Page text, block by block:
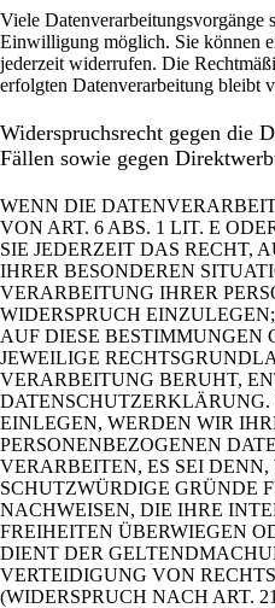
Viele Datenverarbeitungsvorgänge
Einwilligung möglich. Sie können
jederzeit widerrufen. Die
erfolgten Datenverarbeitung bleibt
Widerspruchsrecht gegen die
Fällen sowie gegen
WENN DIE
VON ART. 6 ABS. 1 LIT. E
SIE JEDERZEIT DAS RECHT,
IHRER BESONDEREN
VERARBEITUNG IHRER
WIDERSPRUCH
AUF DIESE BESTIMMUNGEN
JEWEILIGE
VERARBEITUNG BERUHT,
DATENSCHUTZERKLÄRUNG.
EINLEGEN, WERDEN WIR
PERSONENBEZOGENEN
VERARBEITEN, ES SEI
SCHUTZWÜRDIGE GRÜNDE
NACHWEISEN, DIE IHRE
FREIHEITEN ÜBERWIEGEN
DIENT DER
VERTEIDIGUNG VON
(WIDERSPRUCH NACH ART.